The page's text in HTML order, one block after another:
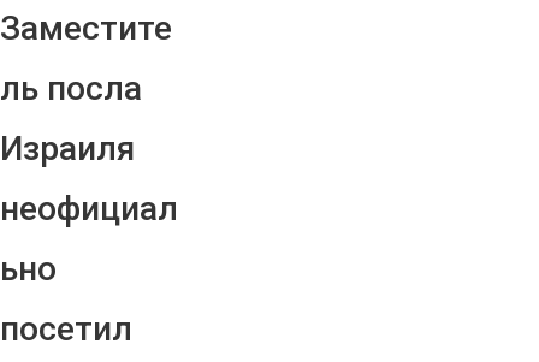
Заместите
ль посла
Израиля
неофициал
ьно
посетил